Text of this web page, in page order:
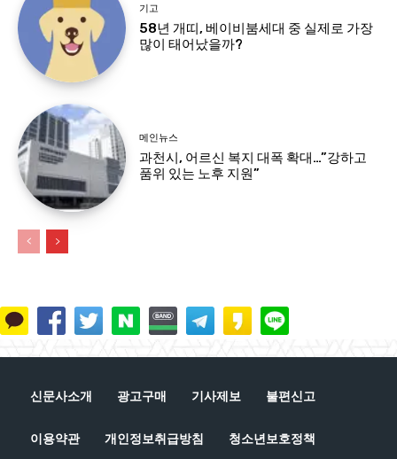
기고
58년 개띠, 베이비붐세대 중 실제로 가장
많이 태어났을까?
메인뉴스
과천시, 어르신 복지 대폭 확대…”강하고
품위 있는 노후 지원”
신문사소개 광고구매 기사제보 불편신고
이용약관 개인정보취급방침 청소년보호정책